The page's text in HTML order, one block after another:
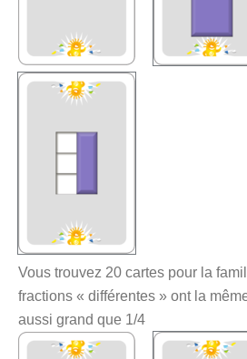
Vous trouvez 20 cartes pour la
fractions « différentes » ont la
aussi grand que 1/4